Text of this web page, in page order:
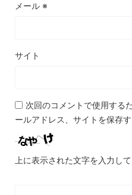
メール ※
サイト
次回のコメントで使用する
ールアドレス、サイトを保存す
上に表示された文字を入力して